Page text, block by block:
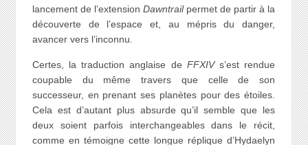
lancement de l’extension Dawntrailpermet de partir à la
découverte de l’espace et, au mépris du danger,
avancer vers l’inconnu.
Certes, la traduction anglaise de FFXIVs’est rendue
coupable du même travers que celle de son
successeur, en prenant ses planètes pour des étoiles.
Cela est d’autant plus absurde qu’il semble que les
deux soient parfois interchangeables dans le récit,
comme en témoigne cette longue réplique d’Hydaelyn